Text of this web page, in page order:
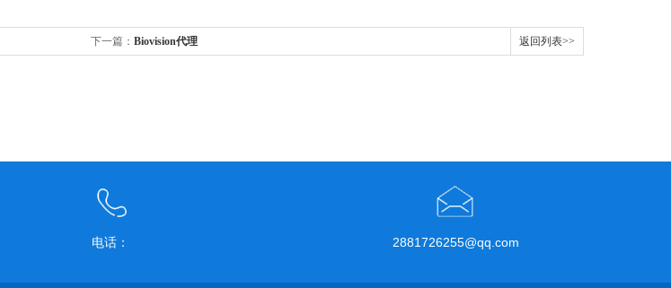
下一篇： Biovision代理 返回列表>>
电话： 2881726255@qq.com